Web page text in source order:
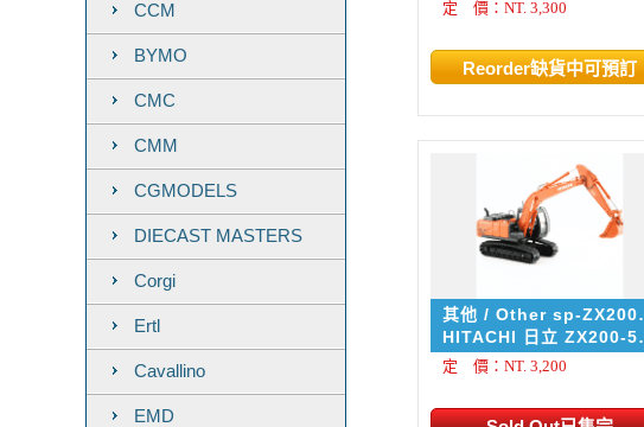
CCM
BYMO
CMC
CMM
CGMODELS
DIECAST MASTERS
Corgi
Ertl
Cavallino
EMD
Crane
定 價：NT. 3,300
其他 / Other sp-ZX200-
5B
HITACHI 日立 ZX200-5B
日規版本 1/50
定 價：NT. 3,200